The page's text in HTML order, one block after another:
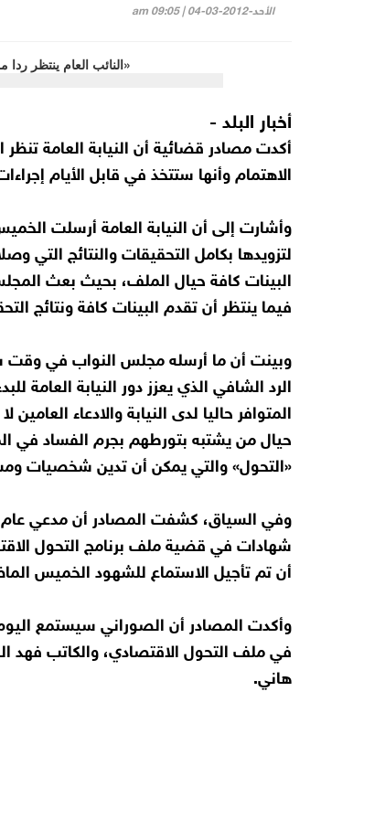
الأحد-2012-03-04 | 09:05 am
أخبار البلد -
أكدت مصادر قضائية أن النيابة العامة تنظر
الاهتمام وأنها ستتخذ في قابل الأيام
وأشارت إلى أن النيابة العامة أرسلت
لتزويدها بكامل التحقيقات والنتائج التي
البينات كافة حيال الملف، بحيث بعث
فيما ينتظر أن تقدم البينات كافة ونتائج
وبينت أن ما أرسله مجلس النواب في وقت
الرد الشافي الذي يعزز دور النيابة العامة
المتوافر حاليا لدى النيابة والادعاء
حيال من يشتبه بتورطهم بجرم الفساد في
«التحول» والتي يمكن أن تدين شخصيات
وفي السياق، كشفت المصادر أن مدعي
شهادات في قضية ملف برنامج التحول
أن تم تأجيل الاستماع للشهود الخميس
وأكدت المصادر أن الصوراني سيستمع
في ملف التحول الاقتصادي، والكاتب فهد
هاني.